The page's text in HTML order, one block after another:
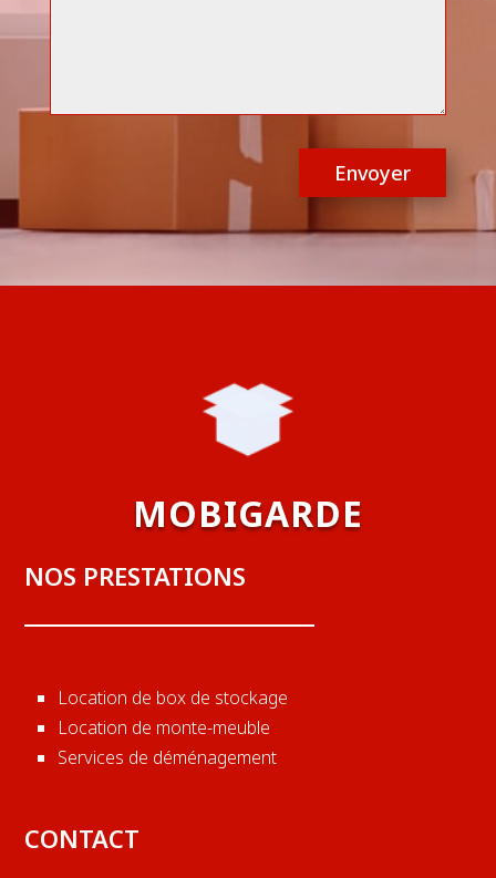
Envoyer
MOBIGARDE
NOS PRESTATIONS
Location de box de stockage
Location de monte-meuble
Services de déménagement
CONTACT